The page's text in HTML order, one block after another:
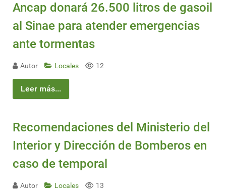
Ancap donará 26.500 litros de gasoil
al Sinae para atender emergencias
ante tormentas
Autor Locales 12
Leer más...
Recomendaciones del Ministerio del
Interior y Dirección de Bomberos en
caso de temporal
Autor Locales 13